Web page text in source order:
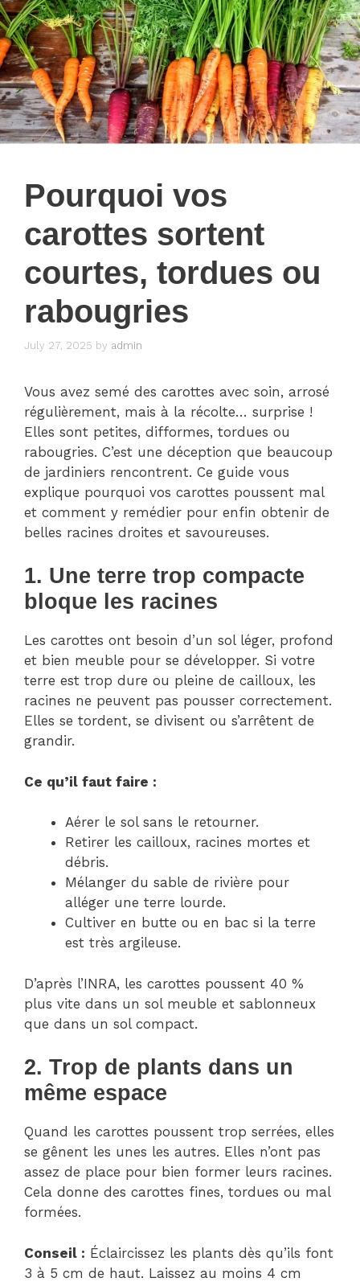
Pourquoi vos
carottes sortent
courtes, tordues ou
rabougries
July 27, 2025 by admin
Vous avez semé des carottes avec soin, arrosé
régulièrement, mais à la récolte… surprise !
Elles sont petites, difformes, tordues ou
rabougries. C’est une déception que beaucoup
de jardiniers rencontrent. Ce guide vous
explique pourquoi vos carottes poussent mal
et comment y remédier pour enfin obtenir de
belles racines droites et savoureuses.
1. Une terre trop compacte
bloque les racines
Les carottes ont besoin d’un sol léger, profond
et bien meuble pour se développer. Si votre
terre est trop dure ou pleine de cailloux, les
racines ne peuvent pas pousser correctement.
Elles se tordent, se divisent ou s’arrêtent de
grandir.
Ce qu’il faut faire :
Aérer le sol sans le retourner.
Retirer les cailloux, racines mortes et
débris.
Mélanger du sable de rivière pour
alléger une terre lourde.
Cultiver en butte ou en bac si la terre
est très argileuse.
D’après l’INRA, les carottes poussent 40 %
plus vite dans un sol meuble et sablonneux
que dans un sol compact.
2. Trop de plants dans un
même espace
Quand les carottes poussent trop serrées, elles
se gênent les unes les autres. Elles n’ont pas
assez de place pour bien former leurs racines.
Cela donne des carottes fines, tordues ou mal
formées.
Conseil : Éclaircissez les plants dès qu’ils font
3 à 5 cm de haut. Laissez au moins 4 cm